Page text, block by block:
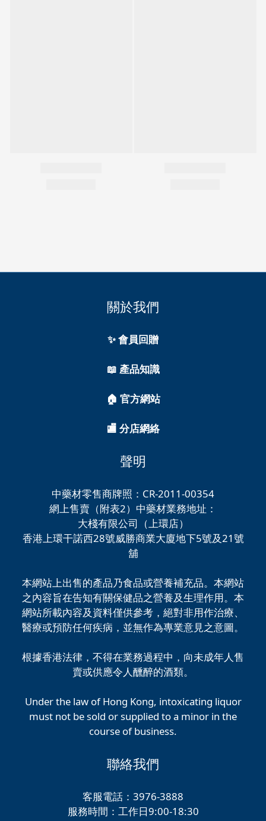
關於我們
✨ 會員回贈
📖 產品知識
🏠 官方網站
🏬 分店網絡
聲明
中藥材零售商牌照：CR-2011-00354
網上售賣（附表2）中藥材業務地址：
大棧有限公司（上環店）
香港上環干諾西28號威勝商業大廈地下5號及21號
舖
本網站上出售的產品乃食品或營養補充品。本網站
之內容旨在告知有關保健品之營養及生理作用。本
網站所載內容及資料僅供參考，絕對非用作治療、
醫療或預防任何疾病，並無作為專業意見之意圖。
根據香港法律，不得在業務過程中，向未成年人售
賣或供應令人醺醉的酒類。
Under the law of Hong Kong, intoxicating liquor
must not be sold or supplied to a minor in the
course of business.
聯絡我們
客服電話：3976-3888
服務時間：工作日9:00-18:30